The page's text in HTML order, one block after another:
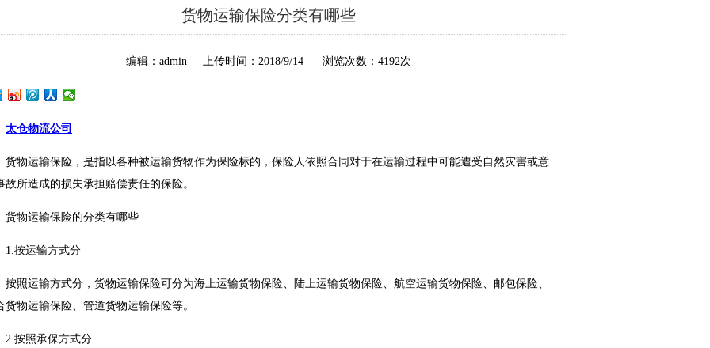
货物运输保险分类有哪些
编辑：admin 上传时间：2018/9/14 浏览次数：4192次
太仓物流公司
货物运输保险，是指以各种被运输货物作为保险标的，保险人依照合同对于在运输过程中可能遭受自然灾害或意
故所造成的损失承担赔偿责任的保险。
货物运输保险的分类有哪些
1.按运输方式分
按照运输方式分，货物运输保险可分为海上运输货物保险、陆上运输货物保险、航空运输货物保险、邮包保险、
货物运输保险、管道货物运输保险等。
2.按照承保方式分